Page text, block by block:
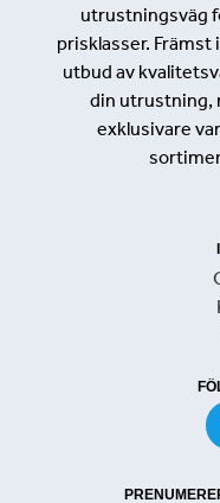
utrustningsväg
prisklasser.
utbud av
din utrustning,
exklusivare